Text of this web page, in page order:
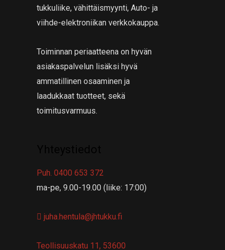
tukkuliike, vähittäismyynti, Auto- ja
viihde-elektroniikan verkkokauppa.
Toiminnan periaatteena on hyvän
asiakaspalvelun lisäksi hyvä
ammatillinen osaaminen ja
laadukkaat tuotteet, sekä
toimitusvarmuus.
Puh. 0400 653 372
ma-pe, 9.00-19.00 (liike: 17:00)
juha.hentula@jhtukku.fi
Teollisuuskatu 11, 53600